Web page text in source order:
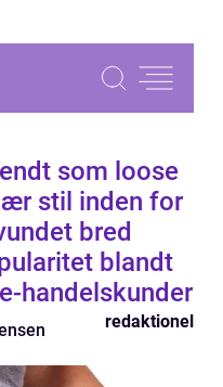
som loose
stil inden for
bred
blandt
handelskunder
redaktionel